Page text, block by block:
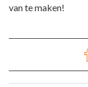
van te maken!